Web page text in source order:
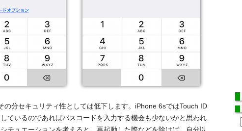
の分セキュリティ性としては低下します。iPhone 6sではTouch ID
ているのであればパスコードを入力する機会も少ないかと思われ